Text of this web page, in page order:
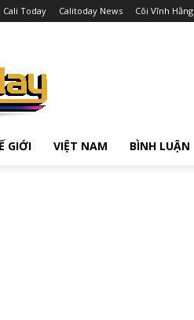
Today Calitoday News Cõi Vĩnh Hằng
GIỚI VIỆT NAM BÌNH LUẬN